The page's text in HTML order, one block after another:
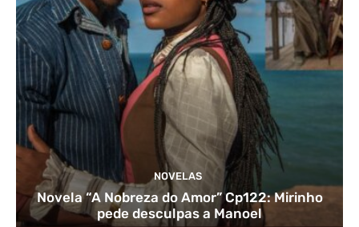
NOVELAS
Novela “A Nobreza do Amor” Cp122: Mirinho
pede desculpas a Manoel